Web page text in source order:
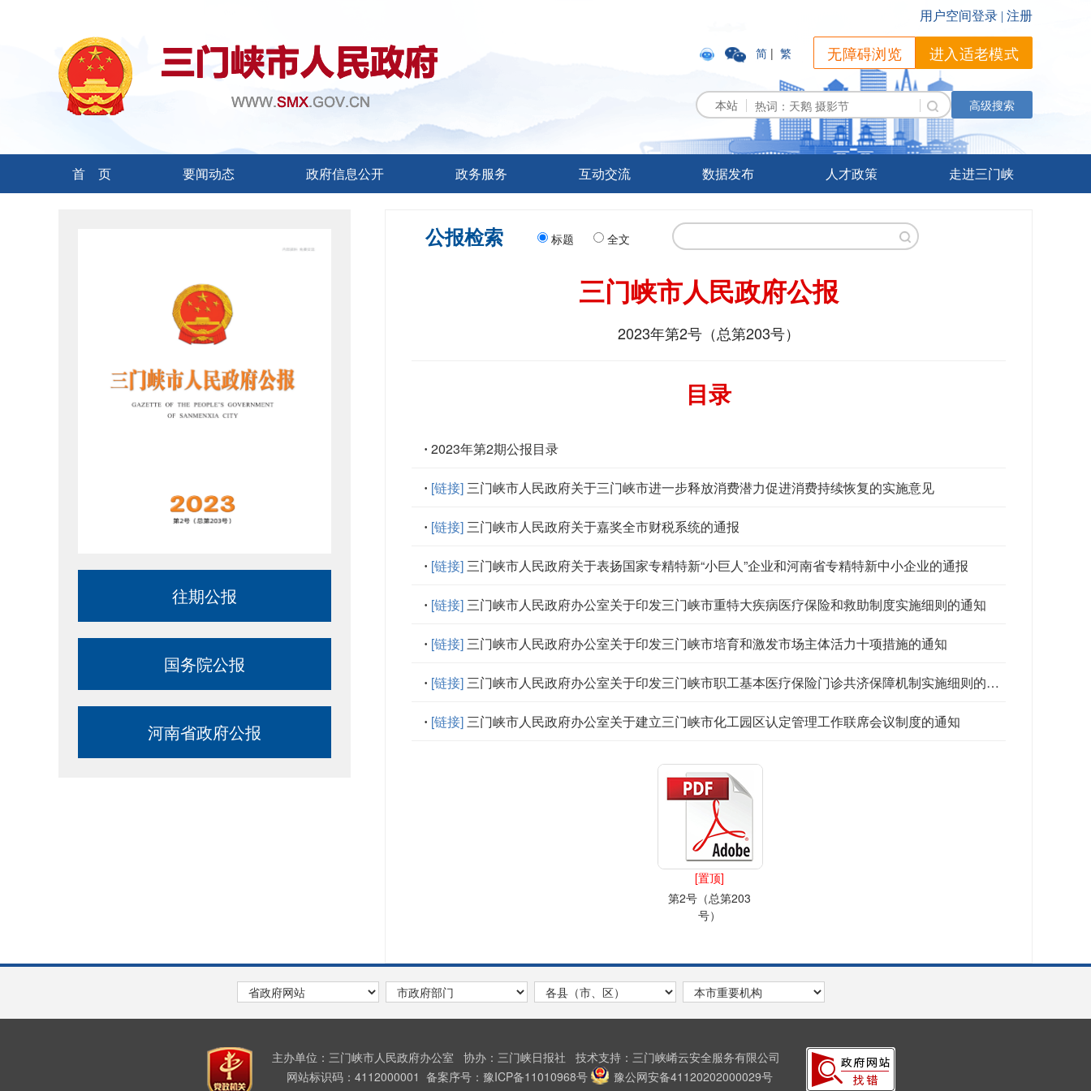
简 | 繁 无障碍浏览 进入适老模式
本站 高级搜索
首 页 要闻动态 政府信息公开 政务服务 互动交流 数据发布 人才政策 走进三门峡
往期公报
国务院公报
河南省政府公报
公报检索 标题 全文
三门峡市人民政府公报
2023年第2号（总第203号）
目录
2023年第2期公报目录
[链接]三门峡市人民政府关于三门峡市进一步释放消费潜力促进消费持续恢复的实施意见
[链接]三门峡市人民政府关于嘉奖全市财税系统的通报
[链接]三门峡市人民政府关于表扬国家专精特新“小巨人”企业和河南省专精特新中小企业的通报
[链接]三门峡市人民政府办公室关于印发三门峡市重特大疾病医疗保险和救助制度实施细则的通知
[链接]三门峡市人民政府办公室关于印发三门峡市培育和激发市场主体活力十项措施的通知
[链接]三门峡市人民政府办公室关于印发三门峡市职工基本医疗保险门诊共济保障机制实施细则的通知
[链接]三门峡市人民政府办公室关于建立三门峡市化工园区认定管理工作联席会议制度的通知
[置顶]
第2号（总第203
号）
主办单位：三门峡市人民政府办公室 协办：三门峡日报社
技术支持：三门峡崤云安全服务有限公司
网站标识码：4112000001 备案序号：豫ICP备11010968号
豫公网安备41120202000029号